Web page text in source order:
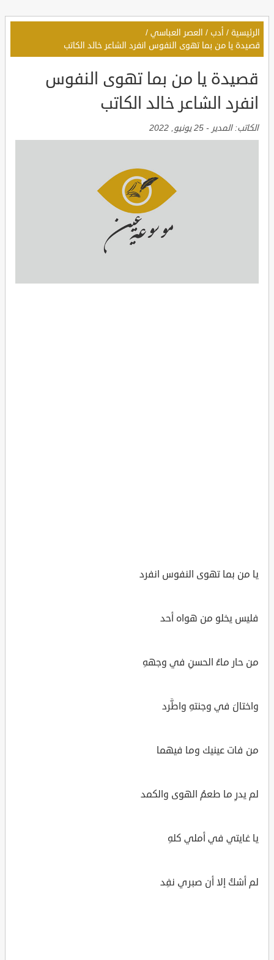
الرئيسية / أدب / العصر العباسي /
قصيدة يا من بما تهوى النفوس انفرد الشاعر خالد الكاتب
قصيدة يا من بما تهوى النفوس
انفرد الشاعر خالد الكاتب
الكاتب:المدير - 25 يونيو, 2022
يا من بما تهوى النفوس انفرد
فليس يخلو من هواه أحد
من حار ماءُ الحسنِ في وجههِ
واختالَ في وجنتهِ واطَّرد
من فات عينيك وما فيهما
لم يدرِ ما طعمُ الهوى والكمد
يا غايتي في أملي كلهِ
لم أشكُ إلا أن صبري نفِد